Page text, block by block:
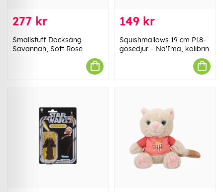
277 kr
Smallstuff Docksäng
Savannah, Soft Rose
149 kr
Squishmallows 19 cm P18-
gosedjur – Na'Ima, kolibrin